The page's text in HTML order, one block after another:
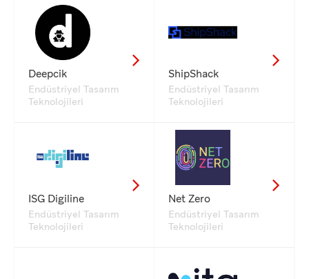
Deepcik
Endüstriyel Tasarım
Teknolojileri
ShipShack
Endüstriyel Tasarım
Teknolojileri
ISG Digiline
Endüstriyel Tasarım
Teknolojileri
Net Zero
Endüstriyel Tasarım
Teknolojileri